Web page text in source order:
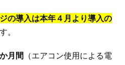
の導入は本年４月より導入の
。
月間
（エアコン使用による電